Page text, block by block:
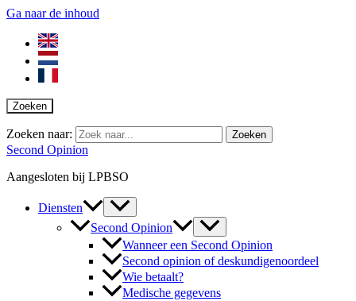
Ga naar de inhoud
Zoeken
Zoeken naar:
Second Opinion
Aangesloten bij LPBSO
Diensten
Second Opinion
Wanneer een Second Opinion
Second opinion of deskundigenoordeel
Wie betaalt?
Medische gegevens